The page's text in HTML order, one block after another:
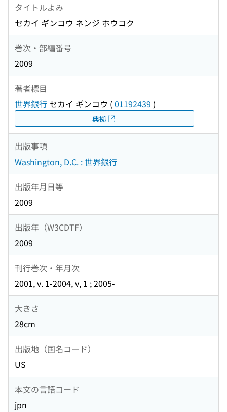
タイトルよみ
セカイ ギンコウ ネンジ ホウコク
巻次・部編番号
2009
著者標目
世界銀行 セカイ ギンコウ (01192439 )
典拠
出版事項
Washington, D.C. : 世界銀行
出版年月日等
2009
出版年（W3CDTF）
2009
刊行巻次・年月次
2001, v. 1-2004, v, 1 ; 2005-
大きさ
28cm
出版地（国名コード）
US
本文の言語コード
jpn